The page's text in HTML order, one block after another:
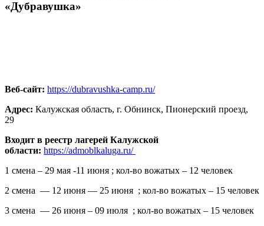
«Дубравушка»
Веб-сайт: https://dubravushka-camp.ru/
Адрес: Калужская область, г. Обнинск, Пионерский проезд,
29
Входит в реестр лагерей Калужской
области: https://admoblkaluga.ru/
1 смена – 29 мая -11 июня ; кол-во вожатых – 12 человек
2 смена — 12 июня — 25 июня ; кол-во вожатых – 15 человек
3 смена — 26 июня – 09 июля ; кол-во вожатых – 15 человек